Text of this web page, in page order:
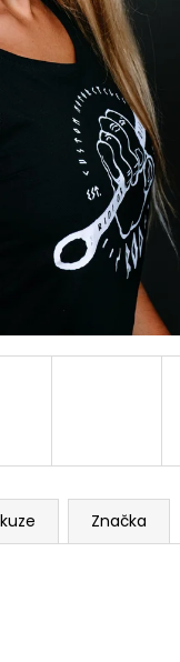
Značka
RACER